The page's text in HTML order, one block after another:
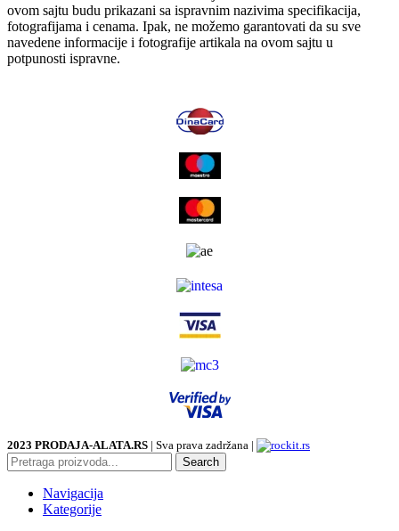
ovom sajtu budu prikazani sa ispravnim nazivima specifikacija,
fotografijama i cenama. Ipak, ne možemo garantovati da su sve
navedene informacije i fotografije artikala na ovom sajtu u
potpunosti ispravne.
2023 PRODAJA-ALATA.RS | Sva prava zadržana |
Search
Navigacija
Kategorije